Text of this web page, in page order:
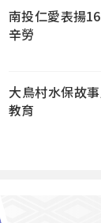
南投仁愛表揚
辛勞
大鳥村水保故
教育